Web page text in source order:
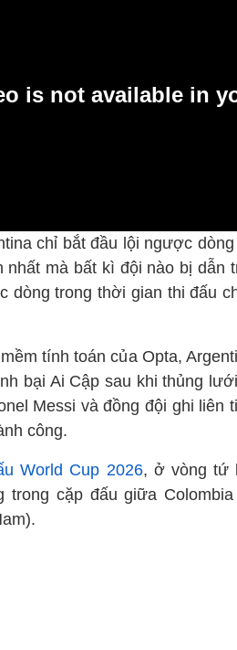
chỉ bắt đầu lội ngược
nhất mà bất kì đội nào bị dẫn
dòng trong thời gian thi đấu
tính toán của Opta,
bại Ai Cập sau khi thủng
Messi và đồng đội ghi liên
công.
World Cup 2026, ở vòng tứ
trong cặp đấu giữa